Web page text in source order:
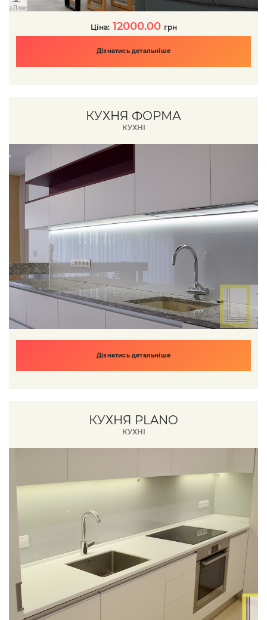
Ціна: 12000.00 грн
Дізнатись детальніше
КУХНЯ ФОРМА
КУХНІ
Дізнатись детальніше
КУХНЯ PLANO
КУХНІ